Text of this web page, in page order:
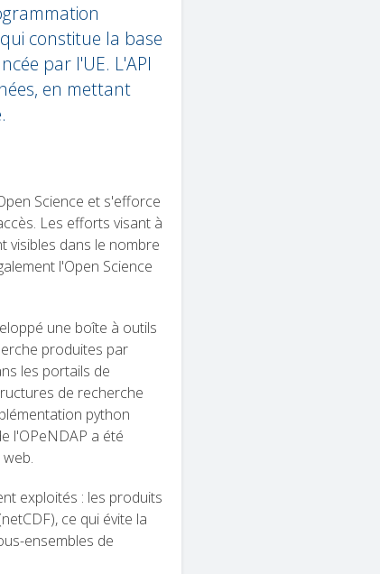
constitue la base
par l'UE. L'API
en mettant
Science et s'efforce
Les efforts visant à
visibles dans le nombre
l'Open Science
une boîte à outils
produites par
les portails de
de recherche
python
l'OPeNDAP a été
exploités : les produits
ce qui évite la
ensembles de